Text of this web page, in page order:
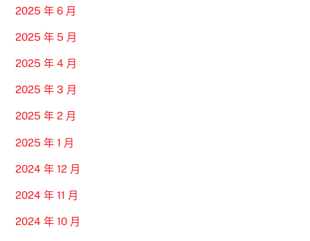
2025 年 6 月
2025 年 5 月
2025 年 4 月
2025 年 3 月
2025 年 2 月
2025 年 1 月
2024 年 12 月
2024 年 11 月
2024 年 10 月